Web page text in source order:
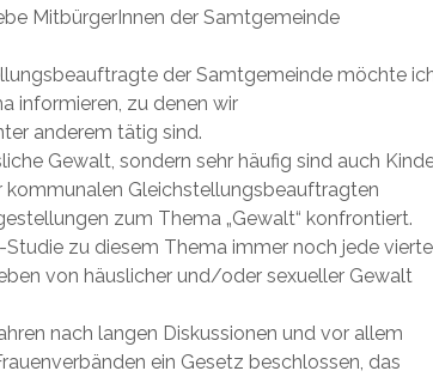
MitbürgerInnen der Samtgemeinde
der Samtgemeinde möchte
informieren, zu denen wir
anderem tätig sind.
Gewalt, sondern sehr häufig sind auch
kommunalen Gleichstellungsbeauftragten
zum Thema „Gewalt“ konfrontiert.
zu diesem Thema immer noch jede vierte
von häuslicher und/oder sexueller Gewalt
nach langen Diskussionen und vor allem
ein Gesetz beschlossen, das